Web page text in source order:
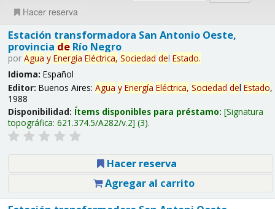
Hacer reserva
Estación transformadora San Antonio Oeste,
provincia deRío Negro
por Agua y Energía Eléctrica, Sociedad del Estado.
Idioma: Español
Editor: Buenos Aires: Agua y Energía Eléctrica, Sociedad del Estado,
1988
Disponibilidad: Ítems disponibles para préstamo: Signatura
topográfica: 621.374.5/A282/v.2 (3).
Hacer reserva
Agregar al carrito